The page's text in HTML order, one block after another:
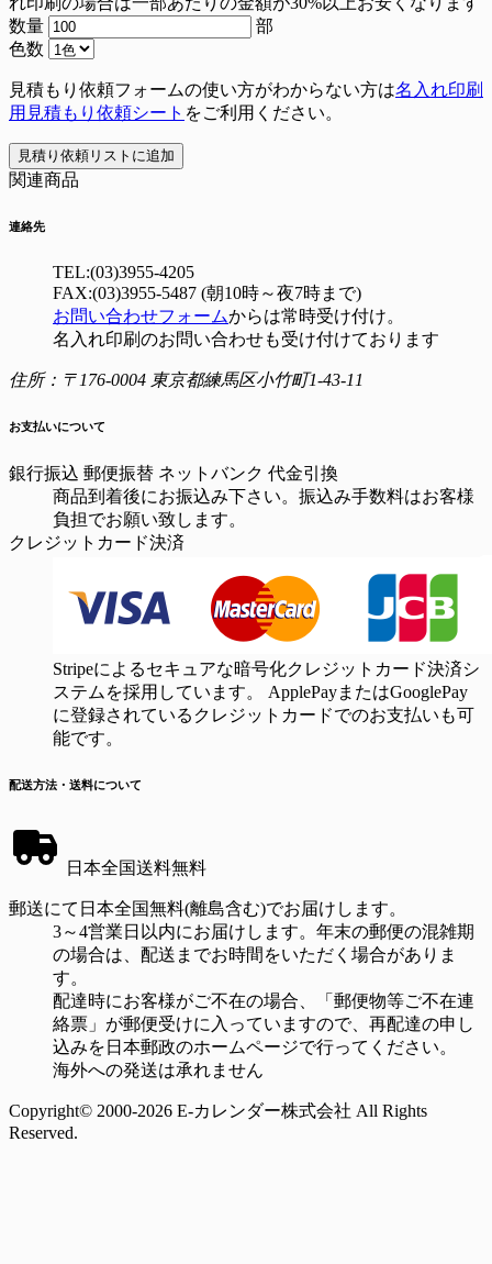
数量
部
色数
見積もり依頼フォームの使い方がわからない方は名入れ印刷
用見積もり依頼シート をご利用ください。
見積り依頼リストに追加
関連商品
連絡先
TEL:(03)3955-4205
FAX:(03)3955-5487 (朝10時～夜7時まで)
お問い合わせフォームからは常時受け付け。
名入れ印刷のお問い合わせも受け付けております
住所：〒176-0004 東京都練馬区小竹町1-43-11
お支払いについて
銀行振込 郵便振替 ネットバンク 代金引換
商品到着後にお振込み下さい。振込み手数料はお客様
負担でお願い致します。
クレジットカード決済
Stripeによるセキュアな暗号化クレジットカード決済シ
ステムを採用しています。 ApplePayまたはGooglePay
に登録されているクレジットカードでのお支払いも可
能です。
配送方法・送料について
日本全国送料無料
郵送にて日本全国無料(離島含む)でお届けします。
3～4営業日以内にお届けします。年末の郵便の混雑期
の場合は、配送までお時間をいただく場合がありま
す。
配達時にお客様がご不在の場合、「郵便物等ご不在連
絡票」が郵便受けに入っていますので、再配達の申し
込みを日本郵政のホームページで行ってください。
海外への発送は承れません
Copyright© 2000-2026 E-カレンダー株式会社 All Rights
Reserved.